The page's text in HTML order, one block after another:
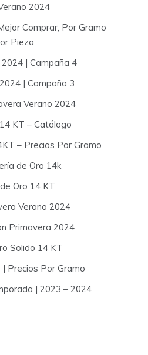
2024
Comprar, Por Gramo
Pieza
2024 | Campaña 4
| Campaña 3
Verano 2024
KT – Catálogo
– Precios Por Gramo
de Oro 14k
Oro 14 KT
Verano 2024
Primavera 2024
Solido 14 KT
Precios Por Gramo
| 2023 – 2024